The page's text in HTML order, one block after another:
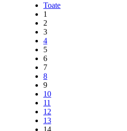
Toate
1
2
3
4
5
6
7
8
9
10
11
12
13
14